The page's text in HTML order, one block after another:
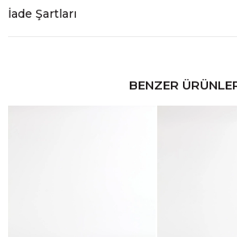
İade Şartları
BENZER